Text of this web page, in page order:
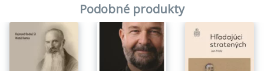
Podobné produkty